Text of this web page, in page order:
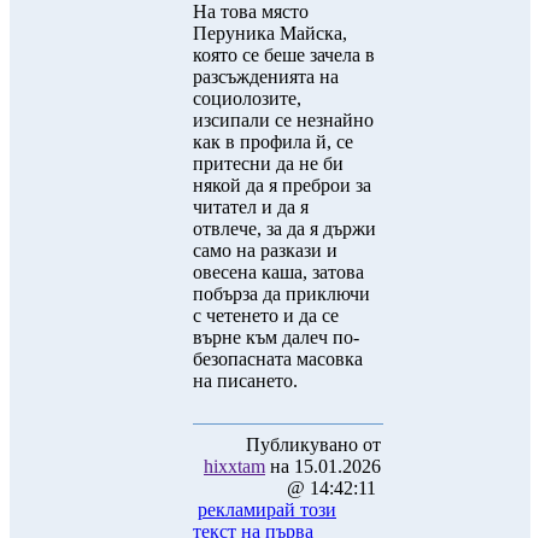
На това място
Перуника Майска,
която се беше зачела в
разсъжденията на
социолозите,
изсипали се незнайно
как в профила й, се
притесни да не би
някой да я преброи за
читател и да я
отвлече, за да я държи
само на разкази и
овесена каша, затова
побърза да приключи
с четенето и да се
върне към далеч по-
безопасната масовка
на писането.
Публикувано от
hixxtam на 15.01.2026
@ 14:42:11
рекламирай този
текст на първа